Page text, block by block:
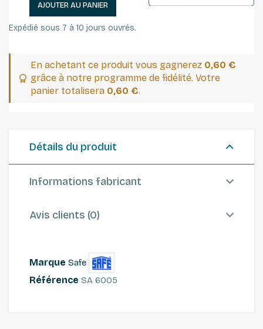
AJOUTER AU PANIER
Expédié sous 7 à 10 jours ouvrés.
En achetant ce produit vous gagnerez 0,60 €
grâce à notre programme de fidélité. Votre
panier totalisera 0,60 €.
Détails du produit
Informations fabricant
Avis clients (0)
Marque Safe
Référence SA 6005